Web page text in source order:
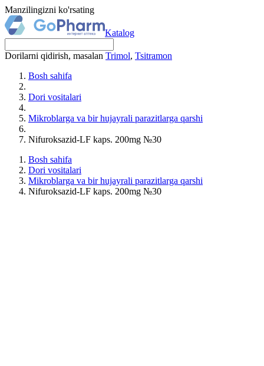
Manzilingizni ko'rsating
Katalog
Dorilarni qidirish, masalan Trimol, Tsitramon
Bosh sahifa
Dori vositalari
Mikroblarga va bir hujayrali parazitlarga qarshi
Nifuroksazid-LF kaps. 200mg №30
Bosh sahifa
Dori vositalari
Mikroblarga va bir hujayrali parazitlarga qarshi
Nifuroksazid-LF kaps. 200mg №30